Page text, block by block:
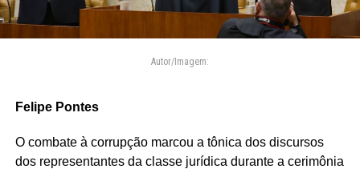
Autor/Imagem:
Felipe Pontes
O combate à corrupção marcou a tônica dos discursos
dos representantes da classe jurídica durante a cerimônia